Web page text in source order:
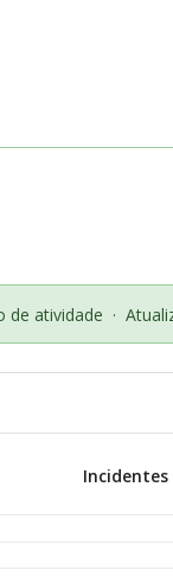
de atividade ·